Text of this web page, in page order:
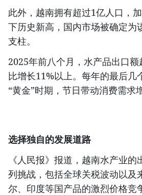
此外，越南拥有超过1亿人口，
下历史新高，国内市场被确定为
支柱。
2025年前八个月，水产品出口
比增长11%以上。每年的最后几
“黄金”时期，节日带动消费需求
选择独自的发展道路
《人民报》报道，越南水产业
列挑战，包括全球关税波动以及
尔、印度等国产品的激烈价格竞